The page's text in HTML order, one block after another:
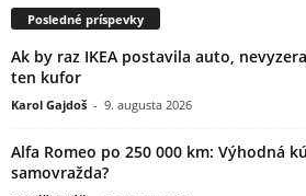
Posledné príspevky
Ak by raz IKEA postavila auto,
ten kufor
Karol Gajdoš - 9. augusta 2026
Alfa Romeo po 250 000 km: Výhodná
samovražda?